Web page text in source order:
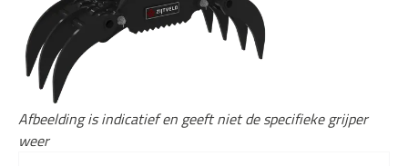
Afbeelding is indicatief en geeft niet de specifieke grijper
weer